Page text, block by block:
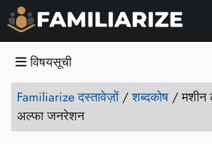
विषयसूची
Familiarize दस्तावेज़ों/शब्दकोष /मशीन
अल्फा जनरेशन